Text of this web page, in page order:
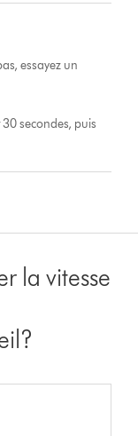
essayez un
secondes, puis
la vitesse